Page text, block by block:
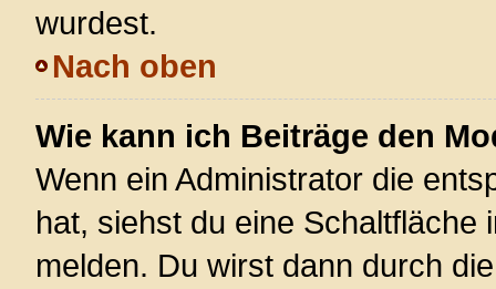
wurdest.
Nach oben
Wie kann ich Beiträge den
Wenn ein Administrator die
hat, siehst du eine
melden. Du wirst dann durch